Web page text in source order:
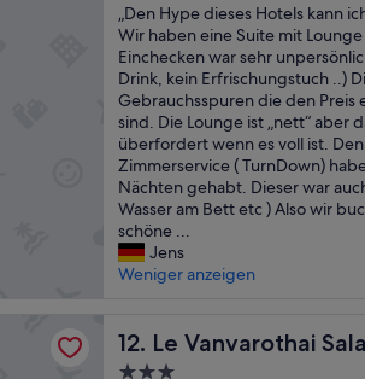
o
s
t
a
y
t
h
e
r
e
.
I
n
d
e
10,
Wunderbar,
(1.004
Bewertungen)
„
D
e
n
H
y
p
e
d
i
e
s
e
o
„Den Hype dieses Hotels kann
Wir haben eine Suite mit
Einchecken war sehr
Drink, kein Erfrischungstuch ..)
Gebrauchsspuren die den Preis
sind. Die Lounge ist „nett“ aber
überfordert wenn es voll ist.
Zimmerservice ( TurnDown)
Nächten gehabt. Dieser war
Wasser am Bett etc ) Also wir
schöne ...
Jens
Weniger anzeigen
12. Le Vanvarothai
Le Vanvarothai Saladaeng
3.0-